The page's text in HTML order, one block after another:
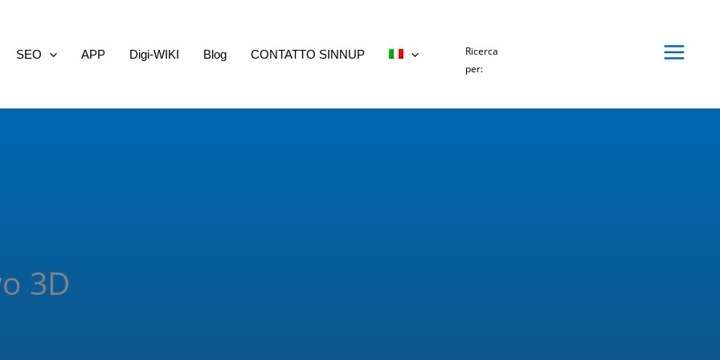
SEO APP Digi-WIKI Blog CONTATTO SINNUP
Ricerca
per:
3D